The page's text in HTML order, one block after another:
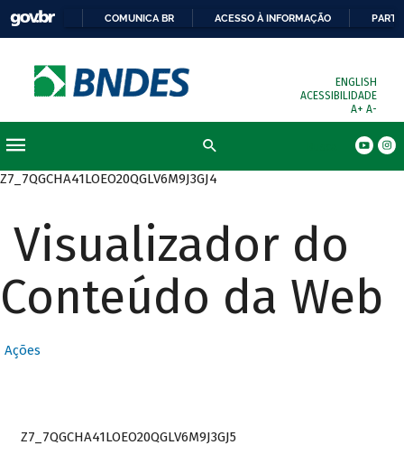
COMUNICA BR ACESSO À INFORMAÇÃO
ENGLISH
ACESSIBILIDADE
A+ A-
Z7_7QGCHA41LOEO20QGLV6M9J3GJ4
Visualizador do
Conteúdo da Web
Ações
Z7_7QGCHA41LOEO20QGLV6M9J3GJ5